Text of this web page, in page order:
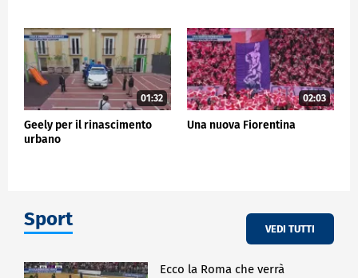
01:32
Geely per il rinascimento
urbano
02:03
Una nuova Fiorentina
Sport VEDI TUTTI
Ecco la Roma che verrà